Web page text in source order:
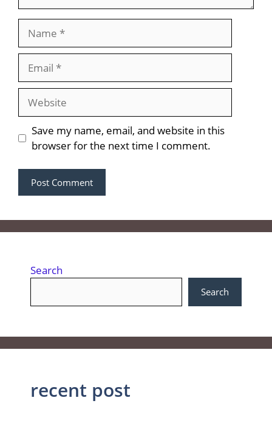
Website
Save my name, email, and website in this
browser for the next time I comment.
Search
Search
recent post